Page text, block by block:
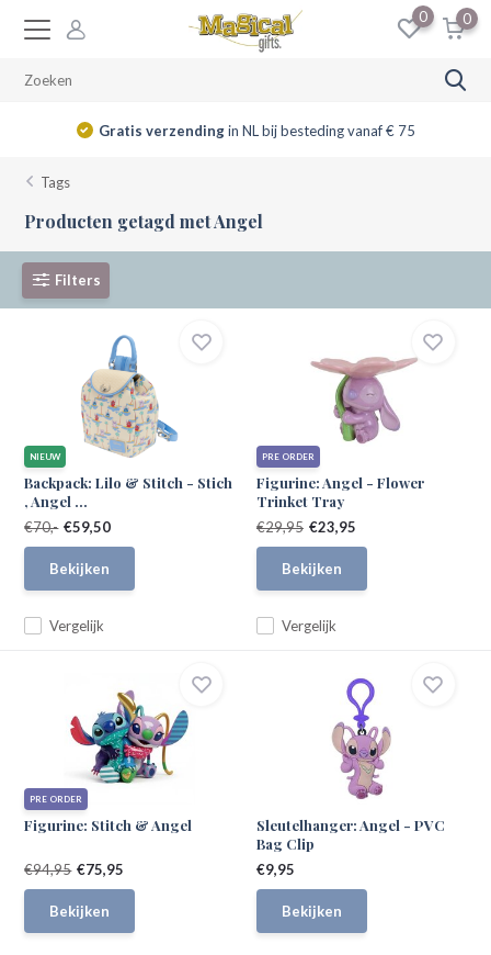
0 0
in NL bij besteding vanaf € 75
Tags
Producten getagd met Angel
Filters
NIEUW
Backpack: Lilo & Stitch - Stich
, Angel ...
Vergelijk
€70,- €59,50
Bekijken
PRE ORDER
Figurine: Angel - Flower
Trinket Tray
Vergelijk
€29,95 €23,95
Bekijken
PRE ORDER
Figurine: Stitch & Angel
€94,95 €75,95
Bekijken
Sleutelhanger: Angel - PVC
Bag Clip
€9,95
Bekijken